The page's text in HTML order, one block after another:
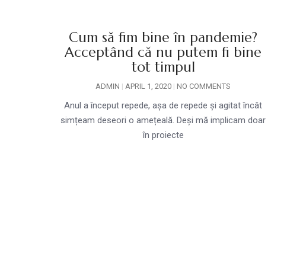
Cum să fim bine în pandemie?
Acceptând că nu putem fi bine
tot timpul
ADMIN APRIL 1, 2020 NO COMMENTS
Anul a început repede, așa de repede și agitat încât
simțeam deseori o amețeală. Deși mă implicam doar
în proiecte